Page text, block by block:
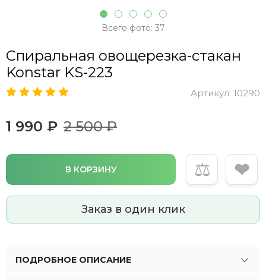
Всего фото: 37
Спиральная овощерезка-стакан
Konstar KS-223
Артикул: 10290
1 990 ₽ 2 500 ₽
В КОРЗИНУ ⚖ ❤
Заказ в один клик
ПОДРОБНОЕ ОПИСАНИЕ